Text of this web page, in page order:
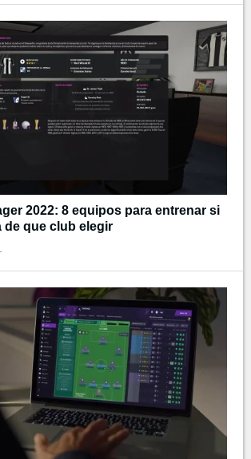
2022: 8 equipos para entrenar si
de que club elegir